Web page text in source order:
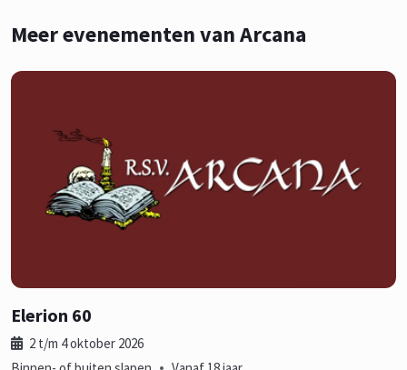
Meer evenementen van Arcana
Elerion 60
2 t/m 4 oktober 2026